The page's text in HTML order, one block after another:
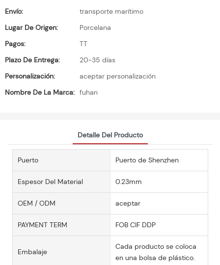
Envío:
transporte marítimo
Lugar De Origen:
Porcelana
Pagos:
TT
Plazo De Entrega:
20-35 días
Personalización:
aceptar personalización
Nombre De La Marca: fuhan
Detalle Del Producto
Puerto Puerto de Shenzhen
Espesor Del Material 0.23mm
OEM / ODM aceptar
PAYMENT TERM FOB CIF DDP
Embalaje
Cada producto se coloca
en una bolsa de plástico.